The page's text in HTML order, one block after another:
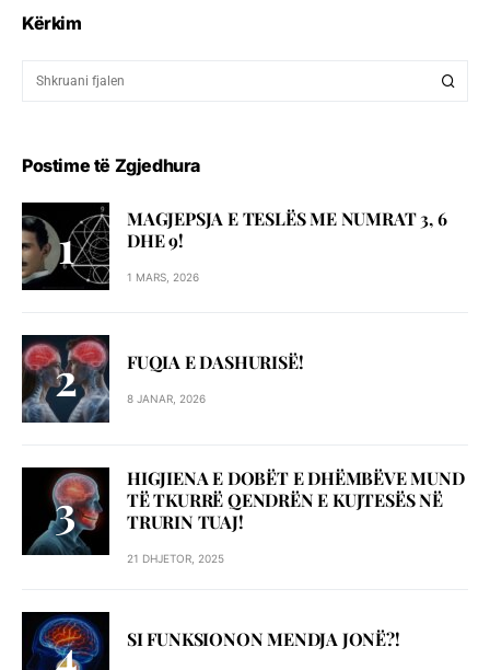
Kërkim
Postime të Zgjedhura
MAGJEPSJA E TESLËS ME NUMRAT 3, 6
DHE 9!
1 MARS, 2026
FUQIA E DASHURISË!
8 JANAR, 2026
HIGJIENA E DOBËT E DHËMBËVE MUND
TË TKURRË QENDRËN E KUJTESËS NË
TRURIN TUAJ!
21 DHJETOR, 2025
SI FUNKSIONON MENDJA JONË?!